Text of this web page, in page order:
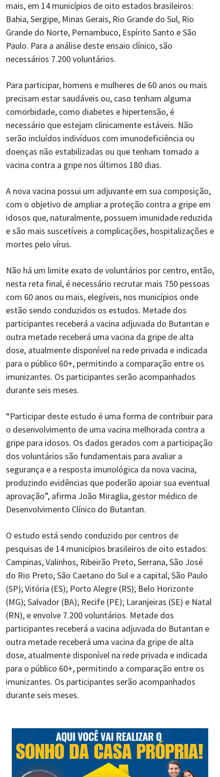
mais, em 14 municípios de oito estados brasileiros:
Bahia, Sergipe, Minas Gerais, Rio Grande do Sul, Rio
Grande do Norte, Pernambuco, Espírito Santo e São
Paulo. Para a análise deste ensaio clínico, são
necessários 7.200 voluntários.
Para participar, homens e mulheres de 60 anos ou mais
precisam estar saudáveis ou, caso tenham alguma
comorbidade, como diabetes e hipertensão, é
necessário que estejam clinicamente estáveis. Não
serão incluídos indivíduos com imunodeficiência ou
doenças não estabilizadas ou que tenham tomado a
vacina contra a gripe nos últimos 180 dias.
A nova vacina possui um adjuvante em sua composição,
com o objetivo de ampliar a proteção contra a gripe em
idosos que, naturalmente, possuem imunidade reduzida
e são mais suscetíveis a complicações, hospitalizações e
mortes pelo vírus.
Não há um limite exato de voluntários por centro, então,
nesta reta final, é necessário recrutar mais 750 pessoas
com 60 anos ou mais, elegíveis, nos municípios onde
estão sendo conduzidos os estudos. Metade dos
participantes receberá a vacina adjuvada do Butantan e
outra metade receberá uma vacina da gripe de alta
dose, atualmente disponível na rede privada e indicada
para o público 60+, permitindo a comparação entre os
imunizantes. Os participantes serão acompanhados
durante seis meses.
“Participar deste estudo é uma forma de contribuir para
o desenvolvimento de uma vacina melhorada contra a
gripe para idosos. Os dados gerados com a participação
dos voluntários são fundamentais para avaliar a
segurança e a resposta imunológica da nova vacina,
produzindo evidências que poderão apoiar sua eventual
aprovação”, afirma João Miraglia, gestor médico de
Desenvolvimento Clínico do Butantan.
O estudo está sendo conduzido por centros de
pesquisas de 14 municípios brasileiros de oito estados:
Campinas, Valinhos, Ribeirão Preto, Serrana, São José
do Rio Preto, São Caetano do Sul e a capital, São Paulo
(SP); Vitória (ES); Porto Alegre (RS); Belo Horizonte
(MG); Salvador (BA); Recife (PE); Laranjeiras (SE) e Natal
(RN), e envolve 7.200 voluntários. Metade dos
participantes receberá a vacina adjuvada do Butantan e
outra metade receberá uma vacina da gripe de alta
dose, atualmente disponível na rede privada e indicada
para o público 60+, permitindo a comparação entre os
imunizantes. Os participantes serão acompanhados
durante seis meses.